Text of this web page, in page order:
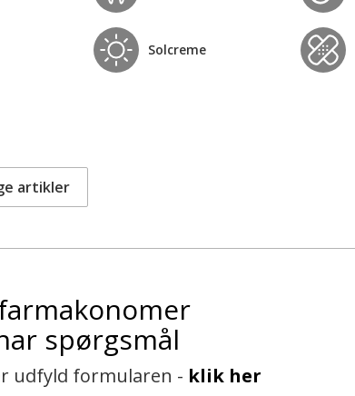
Solcreme
artikler
spørgsmål
udfyld formularen - klik her